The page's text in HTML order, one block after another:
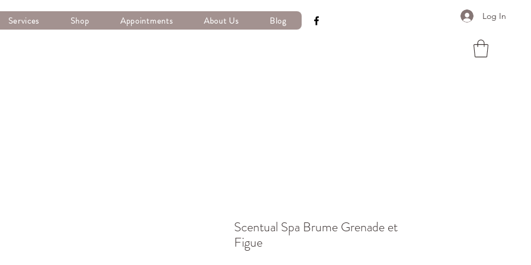
Services Shop Appointments About Us Blog Log In
Scentual Spa Brume Grenade et
Figue